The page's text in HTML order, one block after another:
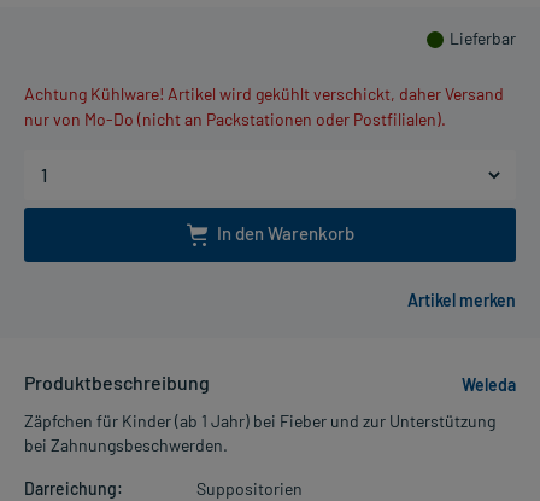
Lieferbar
Achtung Kühlware! Artikel wird gekühlt verschickt, daher Versand
nur von Mo-Do (nicht an Packstationen oder Postfilialen).
In den Warenkorb
Produktbeschreibung
Weleda
Zäpfchen für Kinder (ab 1 Jahr) bei Fieber und zur Unterstützung
bei Zahnungsbeschwerden.
Darreichung:
Suppositorien